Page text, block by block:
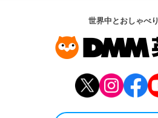
世界中とおしゃべ